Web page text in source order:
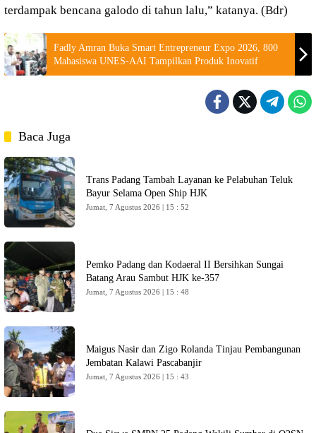
terdampak bencana galodo di tahun lalu,” katanya. (Bdr)
Fadly Amran Buka Smart Entrepreneur Expo 2026, 800
Mahasiswa UNES-AAI Tampilkan Produk Inovatif
Baca Juga
Trans Padang Tambah Layanan ke Pelabuhan Teluk
Bayur Selama Open Ship HJK
Jumat, 7 Agustus 2026 | 15 : 52
Pemko Padang dan Kodaeral II Bersihkan Sungai
Batang Arau Sambut HJK ke-357
Jumat, 7 Agustus 2026 | 15 : 48
Maigus Nasir dan Zigo Rolanda Tinjau Pembangunan
Jembatan Kalawi Pascabanjir
Jumat, 7 Agustus 2026 | 15 : 43